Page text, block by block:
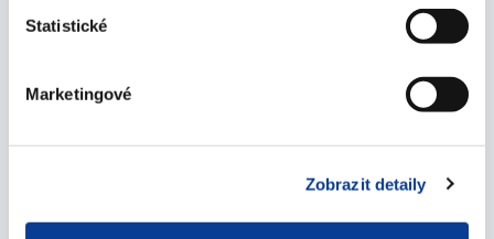
Statistické
Marketingové
Zobrazit detaily
Splacení Prémiového spořicího státního